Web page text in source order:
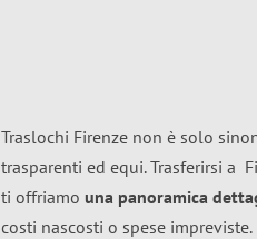
Traslochi Firenze non è solo
trasparenti ed equi. Trasferirsi a
ti offriamo una panoramica
costi nascosti o spese impreviste.